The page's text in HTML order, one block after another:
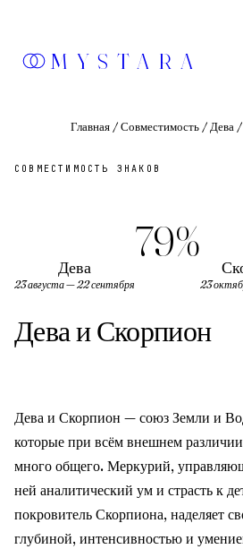
MYSTARA
Главная/Совместимость/ Дева /
СОВМЕСТИМОСТЬ ЗНАКОВ
Дева
23 августа — 22 сентября
79%
23
ДеваиСкорпион
Дева и Скорпион — союз Земли и
которые при всём внешнем
много общего. Меркурий,
ней аналитический ум и страсть к
покровитель Скорпиона, наделяет
глубиной, интенсивностью и